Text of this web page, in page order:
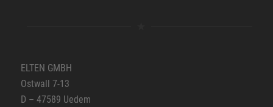
ELTEN GMBH
Ostwall 7-13
D – 47589 Uedem